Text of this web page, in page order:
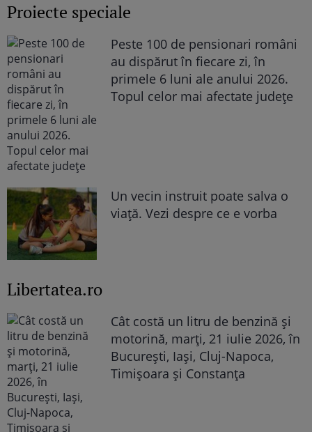
Proiecte speciale
Peste 100 de pensionari români
au dispărut în fiecare zi, în
primele 6 luni ale anului 2026.
Topul celor mai afectate județe
Un vecin instruit poate salva o
viață. Vezi despre ce e vorba
Libertatea.ro
Cât costă un litru de benzină și
motorină, marți, 21 iulie 2026, în
București, Iași, Cluj-Napoca,
Timișoara și Constanța